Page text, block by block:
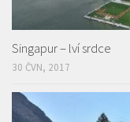
Singapur – lví srdce
30 ČVN, 2017